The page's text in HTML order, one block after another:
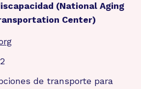
(National Aging
Center)
de transporte para